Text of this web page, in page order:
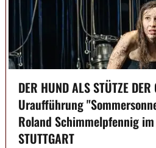
DER HUND ALS STÜTZE
Uraufführung
Roland Schimmelpfennig
STUTTGART